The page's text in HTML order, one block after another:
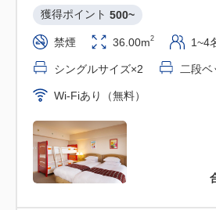
獲得ポイント 500~
禁煙 36.00m2 1~4
シングルサイズ×2 二段ベ
Wi-Fiあり（無料）